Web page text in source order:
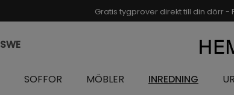
Gratis tygprover direkt till din dörr
SWE
SOFFOR MÖBLER INREDNING